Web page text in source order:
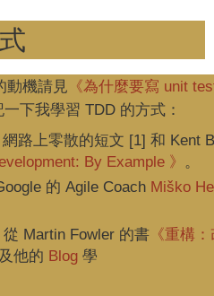
動機請見 《為什麼要寫 unit
下我學習 TDD 的方式：
路上零散的短文 [1] 和 Kent
By Example 》 。
的 Agile Coach Miško
Martin Fowler 的書《重構：
他的 Blog 學